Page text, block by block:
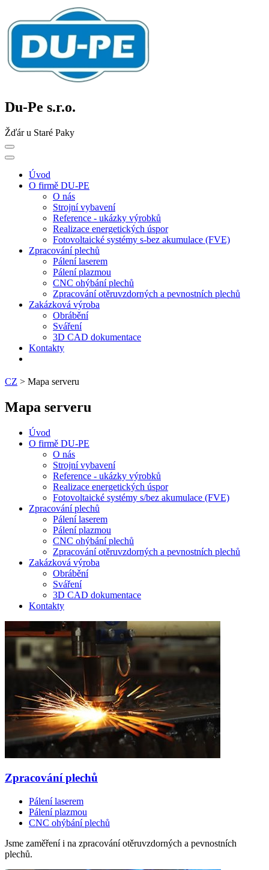
Du-Pe s.r.o.
Žďár u Staré Paky
Úvod
O firmě DU-PE
O nás
Strojní vybavení
Reference - ukázky výrobků
Realizace energetických úspor
Fotovoltaické systémy s-bez akumulace (FVE)
Zpracování plechů
Pálení laserem
Pálení plazmou
CNC ohýbání plechů
Zpracování otěruvzdorných a pevnostních plechů
Zakázková výroba
Obrábění
Sváření
3D CAD dokumentace
Kontakty
CZ > Mapa serveru
Mapa serveru
Úvod
O firmě DU-PE
O nás
Strojní vybavení
Reference - ukázky výrobků
Realizace energetických úspor
Fotovoltaické systémy s/bez akumulace (FVE)
Zpracování plechů
Pálení laserem
Pálení plazmou
CNC ohýbání plechů
Zpracování otěruvzdorných a pevnostních plechů
Zakázková výroba
Obrábění
Sváření
3D CAD dokumentace
Kontakty
Zpracování plechů
Pálení laserem
Pálení plazmou
CNC ohýbání plechů
Jsme zaměření i na zpracování otěruvzdorných a pevnostních
plechů.